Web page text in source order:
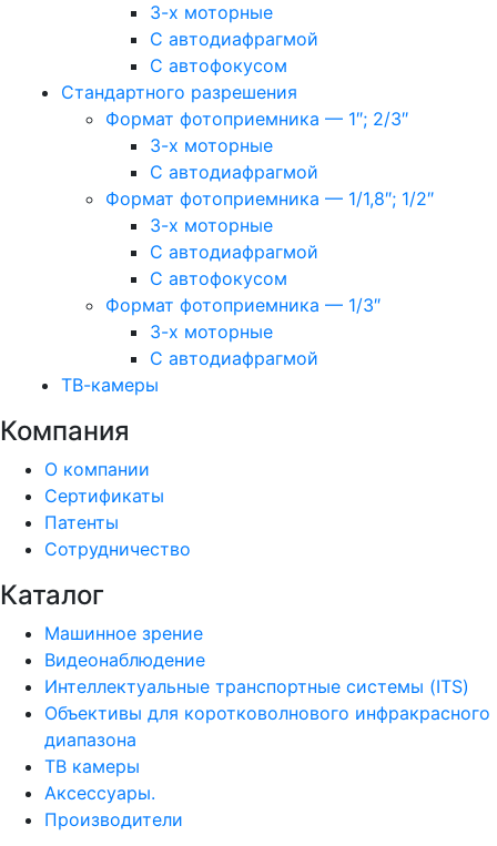
3-х моторные
С автодиафрагмой
С автофокусом
Стандартного разрешения
Формат фотоприемника — 1″; 2/3″
3-х моторные
С автодиафрагмой
Формат фотоприемника — 1/1,8″; 1/2″
3-х моторные
С автодиафрагмой
С автофокусом
Формат фотоприемника — 1/3″
3-х моторные
С автодиафрагмой
ТВ-камеры
Компания
О компании
Сертификаты
Патенты
Сотрудничество
Каталог
Машинное зрение
Видеонаблюдение
Интеллектуальные транспортные системы (ITS)
Объективы для коротковолнового инфракрасного
диапазона
ТВ камеры
Аксессуары.
Производители